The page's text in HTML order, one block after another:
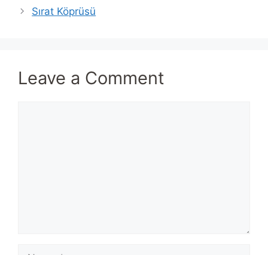
Sırat Köprüsü
Leave a Comment